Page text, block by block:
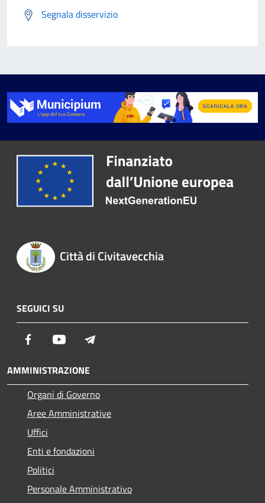
Segnala disservizio
Città di Civitavecchia
SEGUICI SU
Facebook Youtube
AMMINISTRAZIONE
Organi di Governo
Aree Amministrative
Uffici
Enti e fondazioni
Politici
Personale Amministrativo